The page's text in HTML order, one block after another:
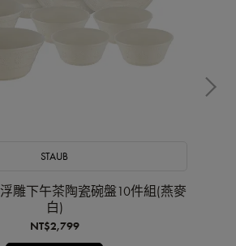
STAUB
雕下午茶陶瓷碗盤10件組(燕麥
白)
NT$2,799